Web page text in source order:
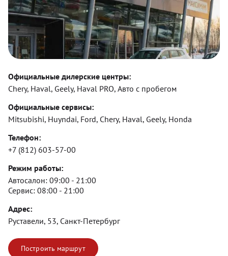
Официальные дилерские центры:
Chery, Haval, Geely, Haval PRO, Авто с пробегом
Официальные сервисы:
Mitsubishi, Huyndai, Ford, Chery, Haval, Geely, Honda
Телефон:
+7 (812) 603-57-00
Режим работы:
Автосалон: 09:00 - 21:00
Сервис: 08:00 - 21:00
Адрес:
Руставели, 53, Санкт-Петербург
Построить маршрут